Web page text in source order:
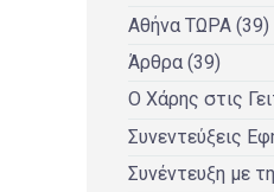
Αθήνα ΤΩΡΑ (39)
Άρθρα (39)
Ο Χάρης στις
Συνεντεύξεις
Συνέντευξη με